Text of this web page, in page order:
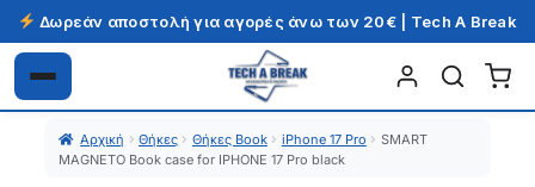
Δωρεάν αποστολή για αγορές άνω των 20€ | Tech A Break
Απευθείας
μετάβαση
Μετάβαση
σε
περιεχόμενο
Αρχική Θήκες Θήκες Book iPhone 17 Pro
SMART
MAGNETO Book case for IPHONE 17 Pro black